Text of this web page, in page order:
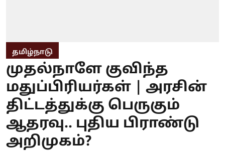
தமிழ்நாடு
முதல்நாளே குவிந்த
மதுப்பிரியர்கள் | அரசின்
திட்டத்துக்கு பெருகும்
ஆதரவு.. புதிய பிராண்டு
அறிமுகம்?